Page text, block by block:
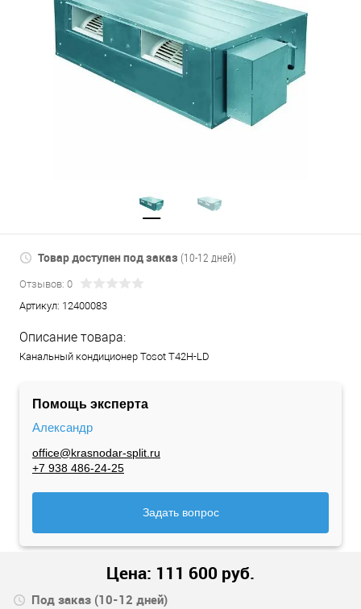
Товар доступен под заказ (10-12 дней)
Отзывов: 0
Артикул: 12400083
Описание товара:
Канальный кондиционер Tosot T42H-LD
Помощь эксперта
Александр
office@krasnodar-split.ru
+7 938 486-24-25
Задать вопрос
Цена: 111 600 руб.
Под заказ (10-12 дней)